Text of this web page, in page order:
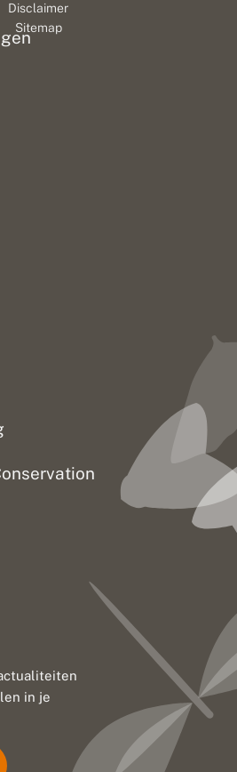
in je
Disclaimer
Sitemap